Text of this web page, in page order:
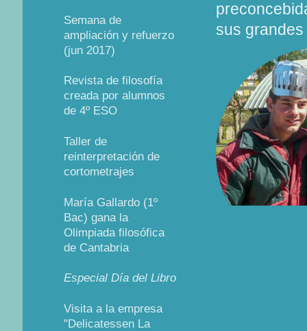
sus
Semana de
ampliación y refuerzo
(jun 2017)
Revista de filosofía
creada por alumnos
de 4º ESO
Taller de
reinterpretación de
cortometrajes
María Gallardo (1º
Bac) gana la
Olimpiada filosófica
de Cantabria
Especial Día del Libro
Visita a la empresa
"Delicatessen La